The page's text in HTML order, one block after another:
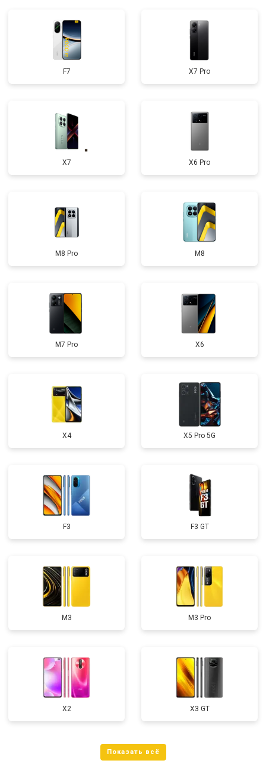
F7 X7 Pro
X7 X6 Pro
M8 Pro M8
M7 Pro X6
X4 X5 Pro 5G
F3 F3 GT
M3 M3 Pro
X2 X3 GT